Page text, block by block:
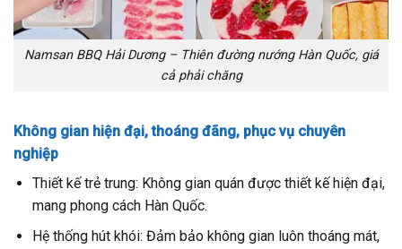
Namsan BBQ Hải Dương – Thiên đường nướng Hàn Quốc, giá
cả phải chăng
Không gian hiện đại, thoáng đãng, phục vụ chuyên
nghiệp
Thiết kế trẻ trung: Không gian quán được thiết kế hiện đại,
mang phong cách Hàn Quốc.
Hệ thống hút khói: Đảm bảo không gian luôn thoáng mát,